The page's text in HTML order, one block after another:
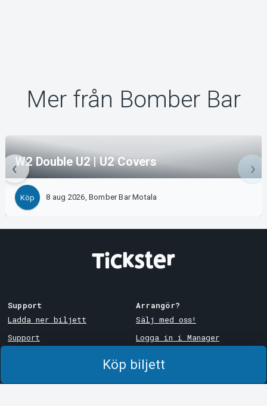
Köp biljett
Mer från Bomber Bar
W2 Double U2 | U2 Covers
Köp 8 aug 2026, Bomber Bar Motala
Support
Ladda ner biljett
Support
Arrangör?
Sälj med oss!
Logga in i Manager